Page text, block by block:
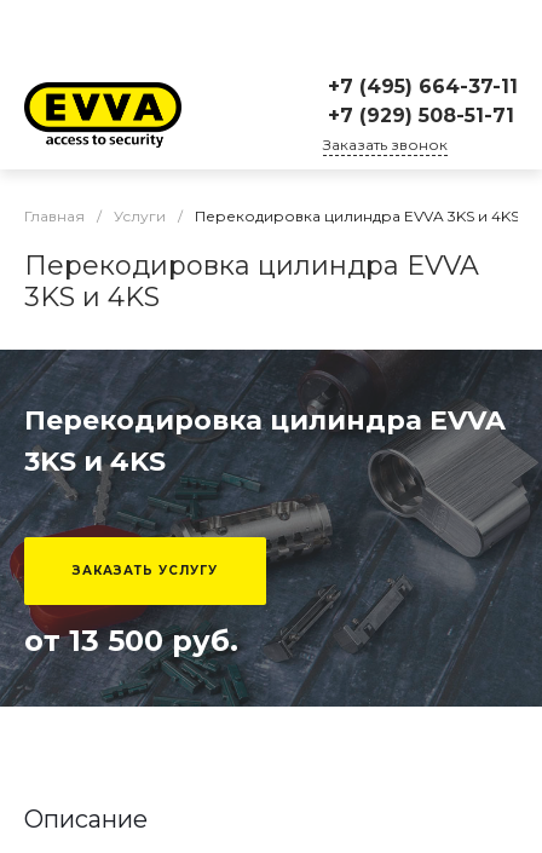
+7 (495) 664-37-11
+7 (929) 508-51-71
Заказать звонок
Главная / Услуги / Перекодировка цилиндра EVVA 3KS и 4KS
Перекодировка цилиндра EVVA
3KS и 4KS
Перекодировка цилиндра EVVA
3KS и 4KS
ЗАКАЗАТЬ УСЛУГУ
от 13 500 руб.
Описание